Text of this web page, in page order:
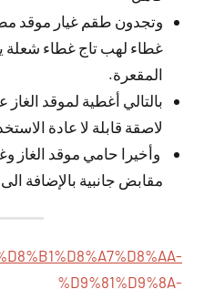
وتجدون طقم غيار موقد
غطاء لهب تاج غطاء شعلة
المقعرة.
بالتالي أغطية لموقد الغاز
لاصقة قابلة لا عادة
وأخيرا حامي موقد الغاز
مقابض جانبية بالإضافة
%D9%81%D9%8A-